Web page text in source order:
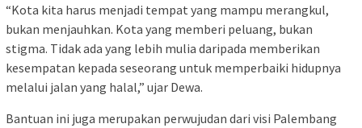
“Kota kita harus menjadi tempat yang mampu merangkul,
bukan menjauhkan. Kota yang memberi peluang, bukan
stigma. Tidak ada yang lebih mulia daripada memberikan
kesempatan kepada seseorang untuk memperbaiki hidupnya
melalui jalan yang halal,” ujar Dewa.
Bantuan ini juga merupakan perwujudan dari visi Palembang